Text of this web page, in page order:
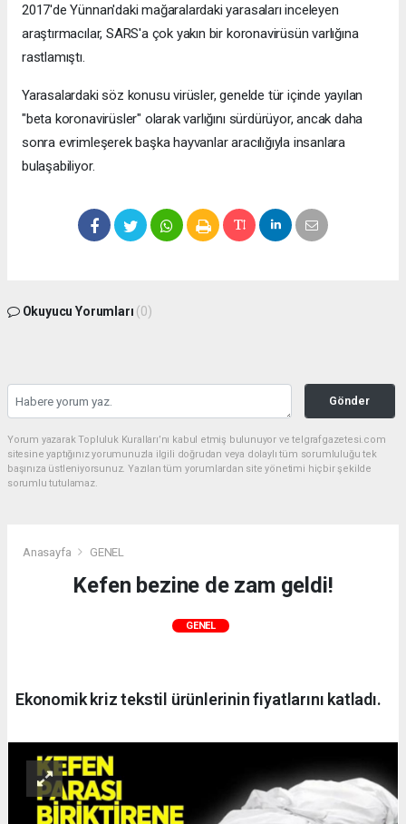
2017'de Yünnan'daki mağaralardaki yarasaları inceleyen
araştırmacılar, SARS'a çok yakın bir koronavirüsün varlığına
rastlamıştı.
Yarasalardaki söz konusu virüsler, genelde tür içinde yayılan
"beta koronavirüsler" olarak varlığını sürdürüyor, ancak daha
sonra evrimleşerek başka hayvanlar aracılığıyla insanlara
bulaşabiliyor.
Okuyucu Yorumları (0)
Gönder
Yorum yazarak Topluluk Kuralları’nı kabul etmiş bulunuyor ve telgrafgazetesi.com
sitesine yaptığınız yorumunuzla ilgili doğrudan veya dolaylı tüm sorumluluğu tek
başınıza üstleniyorsunuz. Yazılan tüm yorumlardan site yönetimi hiçbir şekilde
sorumlu tutulamaz.
Anasayfa GENEL
Kefen bezine de zam geldi!
GENEL
Ekonomik kriz tekstil ürünlerinin fiyatlarını katladı.